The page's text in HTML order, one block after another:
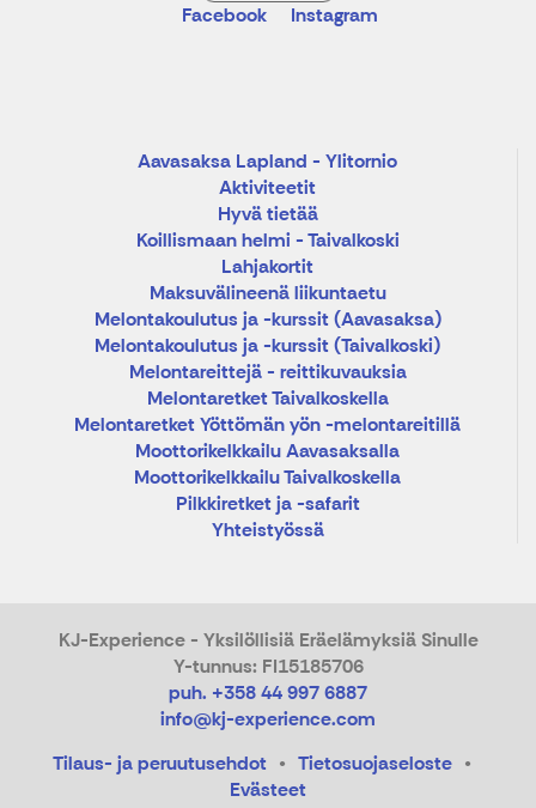
Facebook
Instagram
Aavasaksa Lapland - Ylitornio
Aktiviteetit
Hyvä tietää
Koillismaan helmi - Taivalkoski
Lahjakortit
Maksuvälineenä liikuntaetu
Melontakoulutus ja -kurssit (Aavasaksa)
Melontakoulutus ja -kurssit (Taivalkoski)
Melontareittejä - reittikuvauksia
Melontaretket Taivalkoskella
Melontaretket Yöttömän yön -melontareitillä
Moottorikelkkailu Aavasaksalla
Moottorikelkkailu Taivalkoskella
Pilkkiretket ja -safarit
Yhteistyössä
KJ-Experience - Yksilöllisiä Eräelämyksiä Sinulle
Y-tunnus: FI15185706
puh. +358 44 997 6887
info@kj-experience.com
Tilaus- ja peruutusehdot
Tietosuojaseloste
Evästeet